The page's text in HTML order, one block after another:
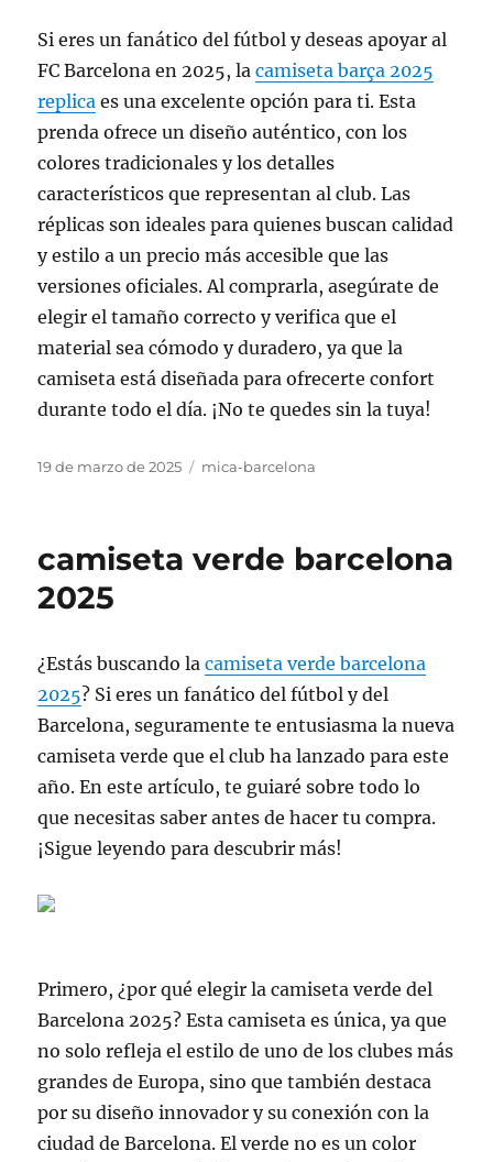
Si eres un fanático del fútbol y deseas apoyar al
FC Barcelona en 2025, lacamiseta barça 2025
replica es una excelente opción para ti. Esta
prenda ofrece un diseño auténtico, con los
colores tradicionales y los detalles
característicos que representan al club. Las
réplicas son ideales para quienes buscan calidad
y estilo a un precio más accesible que las
versiones oficiales. Al comprarla, asegúrate de
elegir el tamaño correcto y verifica que el
material sea cómodo y duradero, ya que la
camiseta está diseñada para ofrecerte confort
durante todo el día. ¡No te quedes sin la tuya!
Publicado
19 de marzo de 2025 Categorías
mica-barcelona
camiseta verde barcelona
2025
¿Estás buscando lacamiseta verde barcelona
2025? Si eres un fanático del fútbol y del
Barcelona, seguramente te entusiasma la nueva
camiseta verde que el club ha lanzado para este
año. En este artículo, te guiaré sobre todo lo
que necesitas saber antes de hacer tu compra.
¡Sigue leyendo para descubrir más!
Primero, ¿por qué elegir la camiseta verde del
Barcelona 2025? Esta camiseta es única, ya que
no solo refleja el estilo de uno de los clubes más
grandes de Europa, sino que también destaca
por su diseño innovador y su conexión con la
ciudad de Barcelona. El verde no es un color